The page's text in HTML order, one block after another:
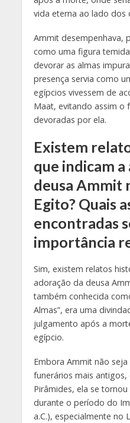
vida eterna ao lado dos
Ammit desempenhava,
como uma figura
devorar as almas
presença servia como
egípcios vivessem de
Maat, evitando assim o
devoradas por ela.
Existem
que indicam
deusa Ammit
Egito? Quais
encontradas
importância
Sim, existem relatos
adoração da deusa
também conhecida
Almas”, era uma
julgamento após a
egípcio.
Embora Ammit não
funerários mais
Pirâmides, ela se
durante o período do
a.C.), especialmente no